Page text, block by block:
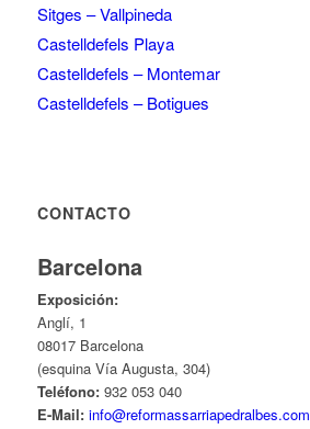
Sitges – Vallpineda
Castelldefels Playa
Castelldefels – Montemar
Castelldefels – Botigues
CONTACTO
Barcelona
Exposición:
Anglí, 1
08017 Barcelona
(esquina Vía Augusta, 304)
Teléfono:932 053 040
E-Mail: info@reformassarriapedralbes.com